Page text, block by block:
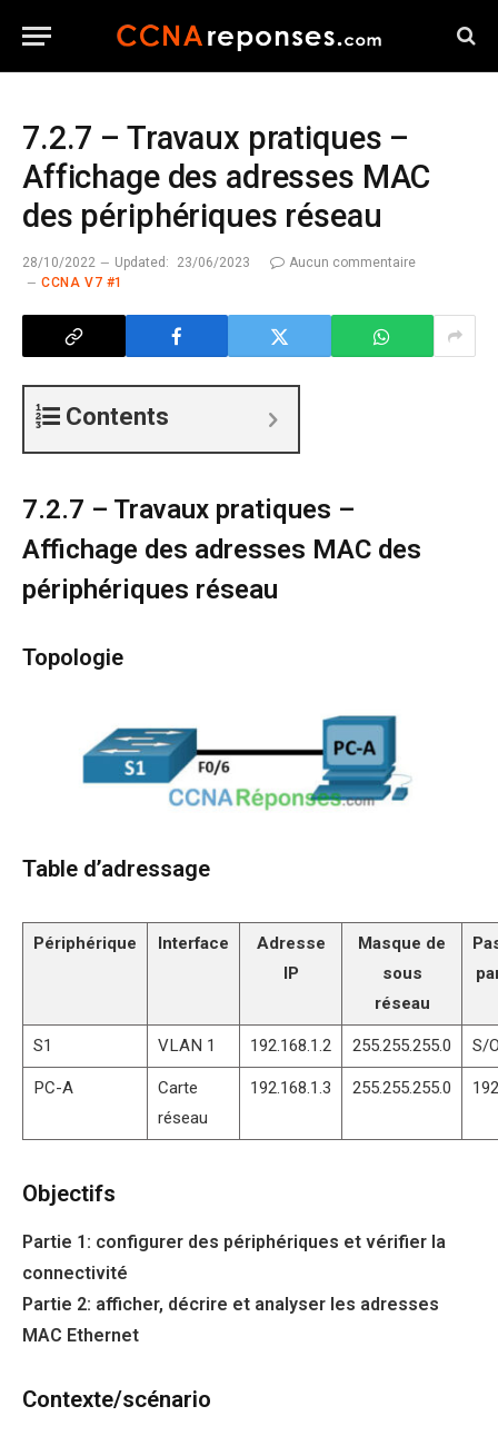
7.2.7 – Travaux pratiques –
Affichage des adresses MAC
des périphériques réseau
28/10/2022 Updated: 23/06/2023
Aucun commentaire
CCNA V7 #1
Contents
7.2.7 – Travaux pratiques –
Affichage des adresses MAC des
périphériques réseau
Topologie
Table d’adressage
Périphérique Interface
Adresse
IP
Masque de
sous
réseau
S1 VLAN 1 192.168.1.2 255.255.255.0 S/
PC-A
Carte
réseau
192.168.1.3 255.255.255.0
Objectifs
Partie 1: configurer des périphériques et vérifier la
connectivité
Partie 2: afficher, décrire et analyser les adresses
MAC Ethernet
Contexte/scénario